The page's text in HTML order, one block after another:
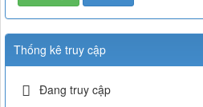
Thống kê truy cập
Đang truy cập